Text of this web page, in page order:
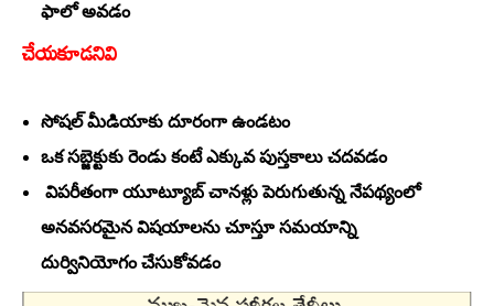
ఫాలో అవడం
చేయకూడనివి
సోషల్‌ మీడియాకు దూరంగా ఉండటం
ఒక సబ్జెక్టుకు రెండు కంటే ఎక్కువ పుస్తకాలు చదవడం
విపరీతంగా యూట్యూబ్‌ చానళ్లు పెరుగుతున్న నేపథ్యంలో
అనవసరమైన విషయాలను చూస్తూ సమయాన్ని
దుర్వినియోగం చేసుకోవడం